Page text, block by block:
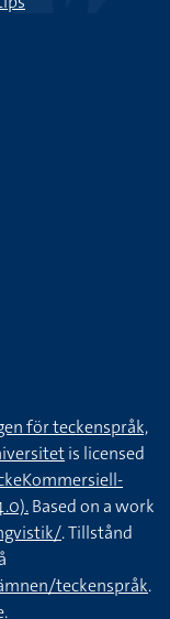
för teckenspråk,
is licensed
Based on a work
. Tillstånd
teckenspråk.
.